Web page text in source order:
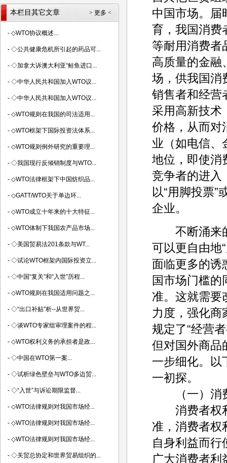
中国市场。届
育，我国消费
等耐用消费者
高质量的金融
场，供我国消
销售者和经营
采用高新技术
价格，从而对
业（如电信、
地位，即使消
竞争者的进入
以“用脚投票”
企业。
不断涌来的
可以更自由地
面临更多的诱
国市场门槛的
准。这就需要
力度，强化商
规定了“经营
但对国外商品
一步细化。以
一初探。
（一）消费
消费者权利
准，消费者权
自身利益而行
广大消费者利
> 更多 <
本栏目其它文章
- ◇WTO协议概述...
- ◇公共健康危机所引起的药品可...
- ◇加拿大诉澳大利亚“鲑鱼进口...
- ◇中华人民共和国加入WTO议...
- ◇中华人民共和国加入WTO议...
- ◇WTO规则在我国的司法适用...
- ◇WTO框架下国际投资法体系...
- ◇WTO规则例外研究的重要理...
- ◇我国现行反倾销制度与WTO...
- ◇WTO法律框架下中国纺织品...
- ◇GATT/WTO关于单边环...
- ◇WTO成立十年来的十大特征...
- ◇WTO体制下我国农产品市场...
- ◇美国贸易法201条款与WT...
- ◇试论WTO框架内国际投资立...
- ◇中国“复关”和“入世”历程...
- ◇WTO规则在我国适用问题之...
- ◇“出口补贴”析--从世界贸...
- ◇谈WTO专家组审理案件的程...
- ◇WTO权利义务的承担者是政...
- ◇中国在WTO第一案...
- ◇试析绿色壁垒与WTO多边贸...
- ◇“入世”与诉讼期限监督...
- ◇WTO法律规则对我国市场经...
- ◇WTO法律规则对我国市场经...
- ◇WTO法律规则对我国市场经...
- ◇关贸总协定和世界贸易组织的...